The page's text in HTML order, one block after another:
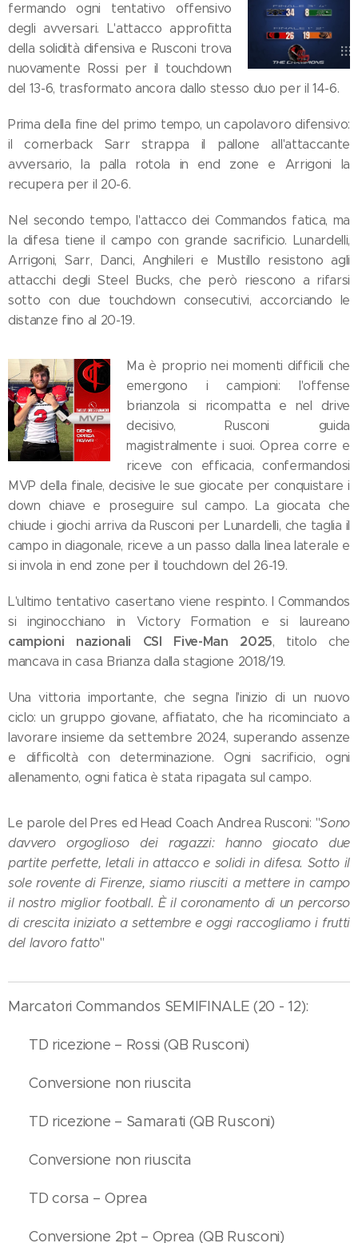
fermando ogni tentativo offensivo
degli avversari. L'attacco approfitta
della solidità difensiva e Rusconi trova
nuovamente Rossi per il touchdown
del 13-6, trasformato ancora dallo stesso duo per il 14-6.
Prima della fine del primo tempo, un capolavoro difensivo:
il cornerback Sarr strappa il pallone all'attaccante
avversario, la palla rotola in end zone e Arrigoni la
recupera per il 20-6.
Nel secondo tempo, l'attacco dei Commandos fatica, ma
la difesa tiene il campo con grande sacrificio. Lunardelli,
Arrigoni, Sarr, Danci, Anghileri e Mustillo resistono agli
attacchi degli Steel Bucks, che però riescono a rifarsi
sotto con due touchdown consecutivi, accorciando le
distanze fino al 20-19.
Ma è proprio nei momenti difficili che
emergono i campioni: l'offense
brianzola si ricompatta e nel drive
decisivo, Rusconi guida
magistralmente i suoi. Oprea corre e
riceve con efficacia, confermandosi
MVP della finale, decisive le sue giocate per conquistare i
down chiave e proseguire sul campo. La giocata che
chiude i giochi arriva da Rusconi per Lunardelli, che taglia il
campo in diagonale, riceve a un passo dalla linea laterale e
si invola in end zone per il touchdown del 26-19.
L'ultimo tentativo casertano viene respinto. I Commandos
si inginocchiano in Victory Formation e si laureano
campioni nazionali CSI Five-Man 2025, titolo che
mancava in casa Brianza dalla stagione 2018/19.
Una vittoria importante, che segna l'inizio di un nuovo
ciclo: un gruppo giovane, affiatato, che ha ricominciato a
lavorare insieme da settembre 2024, superando assenze
e difficoltà con determinazione. Ogni sacrificio, ogni
allenamento, ogni fatica è stata ripagata sul campo.
Le parole del Pres ed Head Coach Andrea Rusconi: "Sono
davvero orgoglioso dei ragazzi: hanno giocato due
partite perfette, letali in attacco e solidi in difesa. Sotto il
sole rovente di Firenze, siamo riusciti a mettere in campo
il nostro miglior football. È il coronamento di un percorso
di crescita iniziato a settembre e oggi raccogliamo i frutti
del lavoro fatto"
Marcatori Commandos SEMIFINALE (20 - 12):
✅ TD ricezione – Rossi (QB Rusconi)
❌ Conversione non riuscita
✅ TD ricezione – Samarati (QB Rusconi)
❌ Conversione non riuscita
✅ TD corsa – Oprea
✅ Conversione 2pt – Oprea (QB Rusconi)